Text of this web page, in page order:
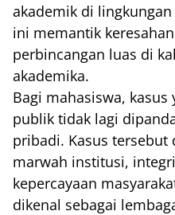
akademik di lingkungan
ini memantik
perbincangan luas di
akademika.
Bagi mahasiswa,
publik tidak lagi
pribadi. Kasus
marwah institusi,
kepercayaan
dikenal sebagai